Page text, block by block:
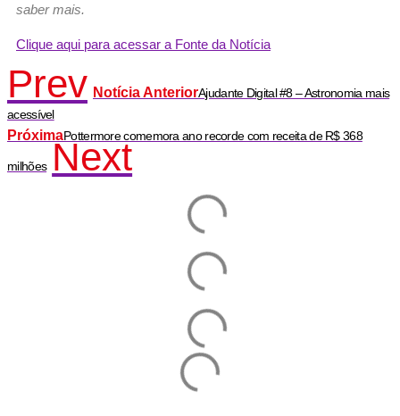
saber mais.
Clique aqui para acessar a Fonte da Notícia
Prev Notícia AnteriorAjudante Digital #8 – Astronomia mais
acessível
PróximaPottermore comemora ano recorde com receita de R$ 368
milhões Next